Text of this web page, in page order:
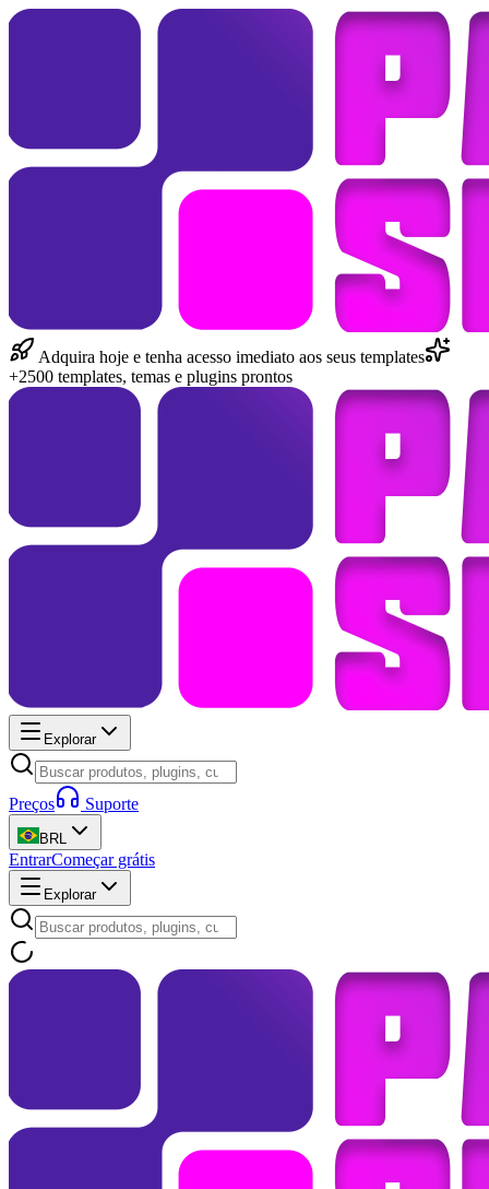
Adquira hoje e tenha acesso imediato aos seus templates
+2500 templates, temas e plugins prontos
Explorar
Preços Suporte
BRL
EntrarComeçar grátis
Explorar